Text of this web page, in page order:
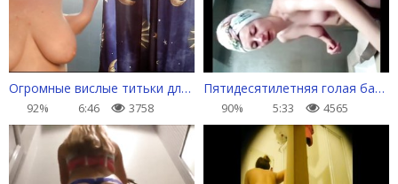
Огромные вислые титьки для любителей натурального
92% 6:46 3758
Пятидесятилетняя голая бабенка марафетится после душа
90% 5:33 4565